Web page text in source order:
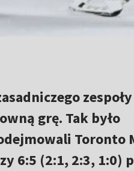
grę. Tak było
Toronto
6:5 (2:1, 2:3, 1:0)